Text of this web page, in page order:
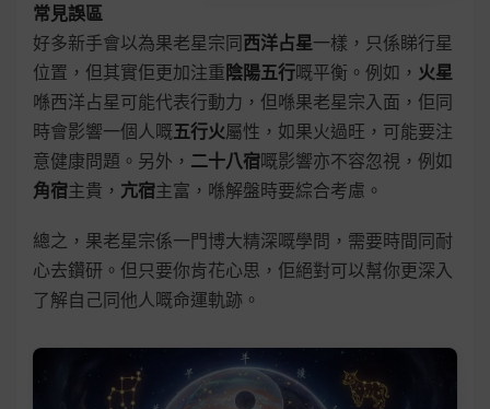
常見誤區
好多新手會以為果老星宗同西洋占星一樣，只係睇行星
位置，但其實佢更加注重 陰陽五行嘅平衡。例如， 火星
喺西洋占星可能代表行動力，但喺果老星宗入面，佢同
時會影響一個人嘅五行火屬性，如果火過旺，可能要注
意健康問題。另外， 二十八宿嘅影響亦不容忽視，例如
角宿主貴， 亢宿主富，喺解盤時要綜合考慮。
總之，果老星宗係一門博大精深嘅學問，需要時間同耐
心去鑽研。但只要你肯花心思，佢絕對可以幫你更深入
了解自己同他人嘅命運軌跡。